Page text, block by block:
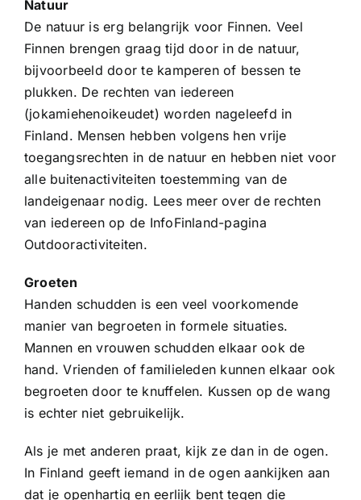
Natuur
De natuur is erg belangrijk voor Finnen. Veel
Finnen brengen graag tijd door in de natuur,
bijvoorbeeld door te kamperen of bessen te
plukken. De rechten van iedereen
(jokamiehenoikeudet) worden nageleefd in
Finland. Mensen hebben volgens hen vrije
toegangsrechten in de natuur en hebben niet voor
alle buitenactiviteiten toestemming van de
landeigenaar nodig. Lees meer over de rechten
van iedereen op de InfoFinland-pagina
Outdooractiviteiten.
Groeten
Handen schudden is een veel voorkomende
manier van begroeten in formele situaties.
Mannen en vrouwen schudden elkaar ook de
hand. Vrienden of familieleden kunnen elkaar ook
begroeten door te knuffelen. Kussen op de wang
is echter niet gebruikelijk.
Als je met anderen praat, kijk ze dan in de ogen.
In Finland geeft iemand in de ogen aankijken aan
dat je openhartig en eerlijk bent tegen die